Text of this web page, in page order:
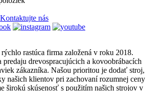
Kontaktujte nás
rastúca firma založená v roku 2018.
predaju drevospracujúcich a kovoobrábacích
zákazníka. Našou prioritou je dodať stroj,
našich klientov pri zachovaní rozumnej ceny
širokú skúsenosť s použitím našich strojov v